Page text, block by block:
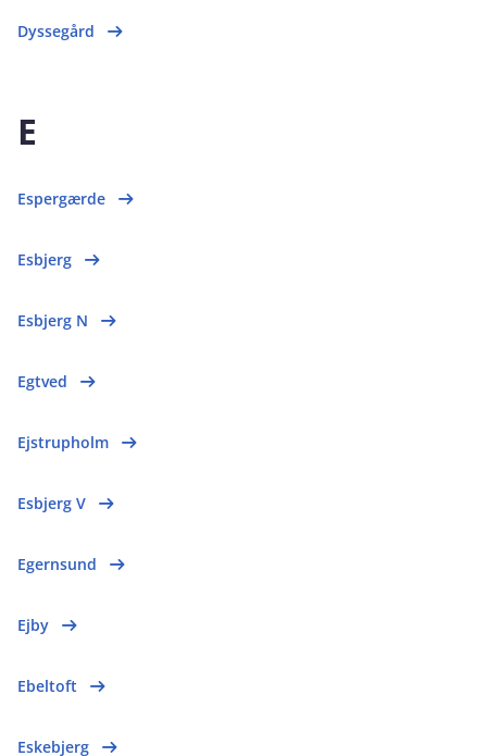
Dyssegård
E
Espergærde
Esbjerg
Esbjerg N
Egtved
Ejstrupholm
Esbjerg V
Egernsund
Ejby
Ebeltoft
Eskebjerg